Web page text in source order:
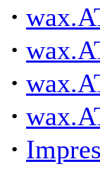
·
·
·
·
·